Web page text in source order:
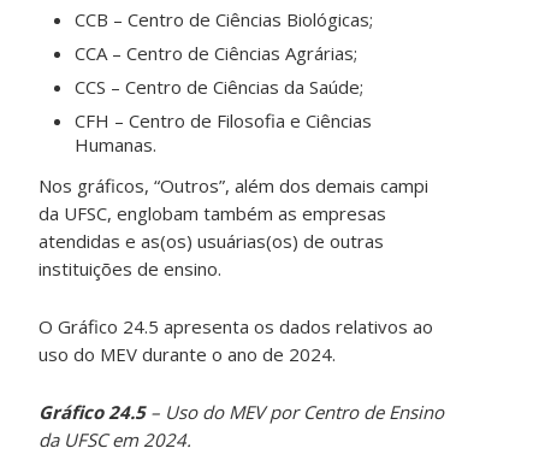
CCB – Centro de Ciências Biológicas;
CCA – Centro de Ciências Agrárias;
CCS – Centro de Ciências da Saúde;
CFH – Centro de Filosofia e Ciências
Humanas.
Nos gráficos, “Outros”, além dos demais campi
da UFSC, englobam também as empresas
atendidas e as(os) usuárias(os) de outras
instituições de ensino.
O Gráfico 24.5 apresenta os dados relativos ao
uso do MEV durante o ano de 2024.
Gráfico 24.5– Uso do MEV por Centro de Ensino
da UFSC em 2024.